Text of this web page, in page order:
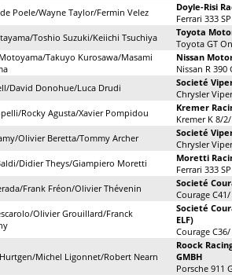
Poele/Wayne Taylor/Fermin Velez
Doyle-Risi
Ferrari 333 SP
Toshio Suzuki/Keiichi Tsuchiya
Toyota
Toyota GT
Takuyo Kurosawa/Masami
Nissan
Nissan R 390
David Donohue/Luca Drudi
Societé
Chrysler
Rocky Agusta/Xavier Pompidou
Kremer
Kremer K 8/
Olivier Beretta/Tommy Archer
Societé
Chrysler
Didier Theys/Giampiero Moretti
Moretti
Ferrari 333 SP
Frank Fréon/Olivier Thévenin
Societé
Courage
Olivier Grouillard/Franck
Societé
ELF)
Courage
Michel Ligonnet/Robert Nearn
Roock
GMBH
Porsche 911